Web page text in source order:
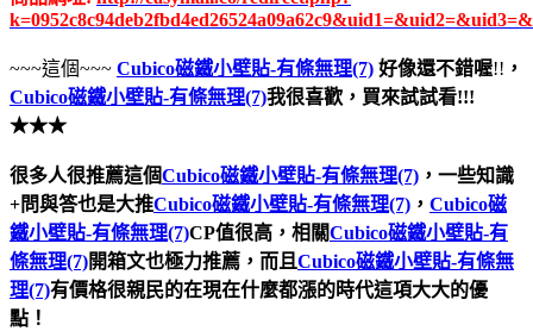
~~~這個~~~ Cubico磁鐵小壁貼-有條無理(7) 好像還不錯喔!! ，
Cubico磁鐵小壁貼-有條無理(7)我很喜歡，買來試試看!!!
★★★
很多人很推薦這個Cubico磁鐵小壁貼-有條無理(7) ，一些知識
+問與答也是大推Cubico磁鐵小壁貼-有條無理(7) ， Cubico磁
鐵小壁貼-有條無理(7)CP值很高，相關Cubico磁鐵小壁貼-有
條無理(7)開箱文也極力推薦，而且 Cubico磁鐵小壁貼-有條無
理(7)有價格很親民的在現在什麼都漲的時代這項大大的優
點！